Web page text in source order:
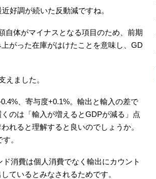
好調が続いた反動減ですね。
自体がマイナスとなる項目のため、前期
がった在庫がはけたことを意味し、GD
えました。
、寄与度+0.1%。輸出と輸入の差で
のは「輸入が増えるとGDPが減る」点
れると理解すると良いのでしょうか。
。
消費は個人消費でなく輸出にカウント
ているとみなされるためです。